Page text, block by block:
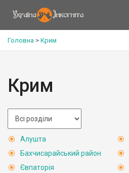
Головна > Крим
Крим
Алушта
Бахчисарайський район
Євпаторія